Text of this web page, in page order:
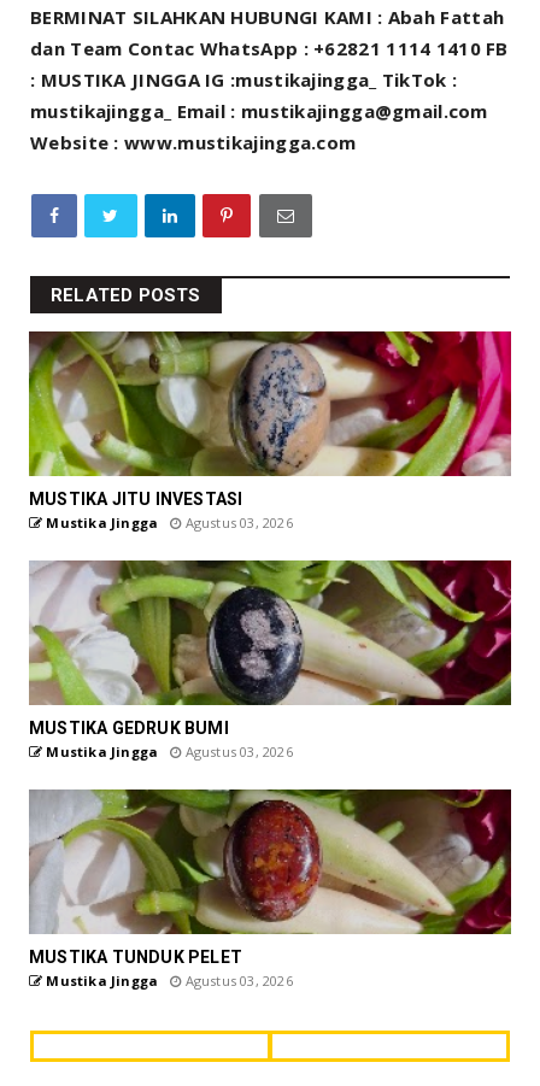
BERMINAT SILAHKAN HUBUNGI KAMI : Abah Fattah
dan Team Contac WhatsApp : +62821 1114 1410 FB
: MUSTIKA JINGGA IG :mustikajingga_ TikTok :
mustikajingga_ Email : mustikajingga@gmail.com
Website : www.mustikajingga.com
RELATED POSTS
MUSTIKA JITU INVESTASI
Mustika Jingga Agustus 03, 2026
MUSTIKA GEDRUK BUMI
Mustika Jingga Agustus 03, 2026
MUSTIKA TUNDUK PELET
Mustika Jingga Agustus 03, 2026